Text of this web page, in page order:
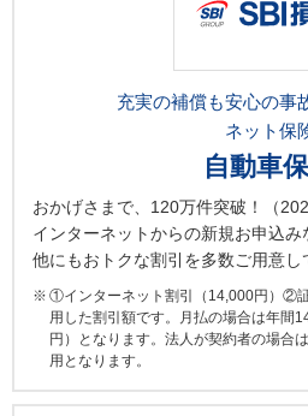
充実の補償も安心の事
ネット保
自動車
おかげさまで、120万件突破！（
インターネットからの新規お申込み
他にもおトクな割引を多数ご用意し
①インターネット割引（14,000円）②
用した割引額です。月払の場合は年
円）となります。法人が契約者の場合
用となります。